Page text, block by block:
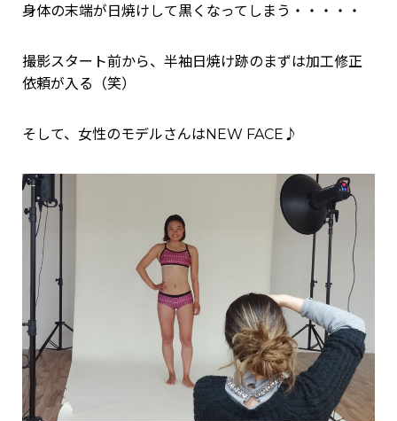
身体の末端が日焼けして黒くなってしまう・・・・・
撮影スタート前から、半袖日焼け跡のまずは加工修正
依頼が入る（笑）
そして、女性のモデルさんはNEW FACE♪